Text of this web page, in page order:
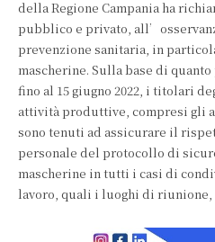
della Regione Campania ha
pubblico e privato,
prevenzione sanitaria, in
mascherine. Sulla base di
fino al 15 giugno 2022, i titolari
attività produttive, compresi gli
sono tenuti ad assicurare il
personale del protocollo di
mascherine in tutti i casi di
lavoro, quali i luoghi di riunione,